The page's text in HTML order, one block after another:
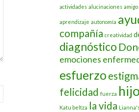
actividades alucinaciones amigo
aprendizaje autonomía
compañía creatividad
diagnóstico
emociones
esfuerzo
felicidad fuerza hijo
Katu beltza la vida